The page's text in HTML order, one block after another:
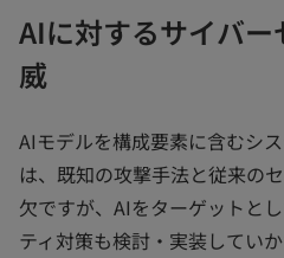
AIに対するサイバ
威
AIモデルを構成要素に含むシ
は、既知の攻撃手法と従来の
欠ですが、AIをターゲットと
ティ対策も検討・実装してい